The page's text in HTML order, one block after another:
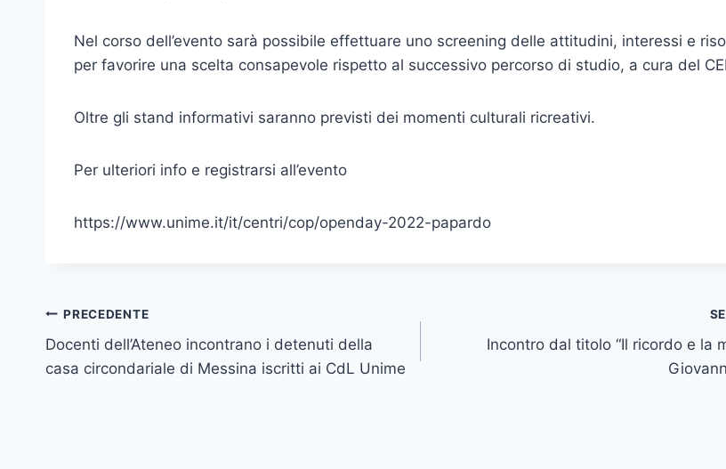
Nel corso dell’evento sarà possibile effettuare uno screening delle attitudini, interessi e
per favorire una scelta consapevole rispetto al successivo percorso di studio, a cura del
Oltre gli stand informativi saranno previsti dei momenti culturali ricreativi.
Per ulteriori info e registrarsi all’evento
https://www.unime.it/it/centri/cop/openday-2022-papardo
Navigazione
articoli
PRECEDENTE
Docenti dell’Ateneo incontrano i detenuti della
casa circondariale di Messina iscritti ai CdL Unime
Incontro dal titolo “Il ricordo e la